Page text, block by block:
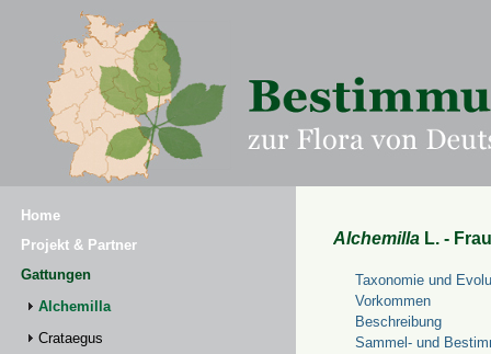
Home
Projekt & Partner
Gattungen
Alchemilla
Crataegus
Alchemilla L. -
Taxonomie und
Vorkommen
Beschreibung
Sammel- und